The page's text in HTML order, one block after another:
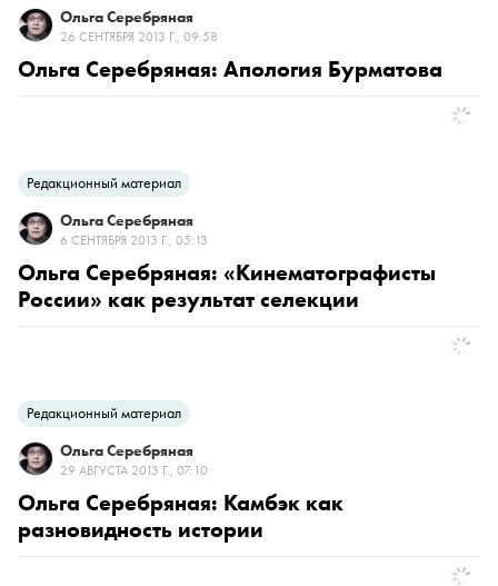
Ольга Серебряная
26 СЕНТЯБРЯ 2013 Г., 09:58
Ольга Серебряная: Апология Бурматова
Редакционный материал
Ольга Серебряная
6 СЕНТЯБРЯ 2013 Г., 05:13
Ольга Серебряная: «Кинематографисты
России» как результат селекции
Редакционный материал
Ольга Серебряная
29 АВГУСТА 2013 Г., 07:10
Ольга Серебряная: Камбэк как
разновидность истории